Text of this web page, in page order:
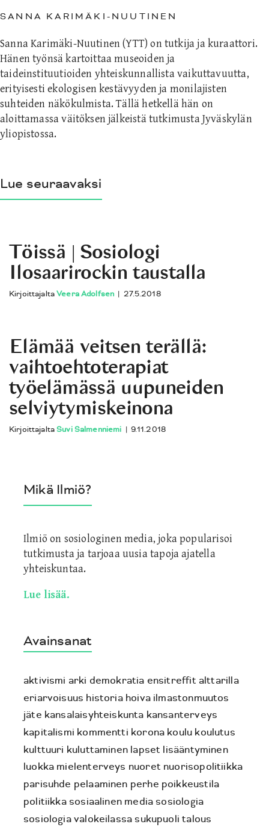
Mikä Ilmiö?
Ilmiö on sosiologinen media, joka popularisoi
tutkimusta ja tarjoaa uusia tapoja ajatella
yhteiskuntaa.
Lue lisää.
Avainsanat
aktivismi arki demokratia ensitreffit alttarilla
eriarvoisuus historia hoiva ilmastonmuutos
jäte kansalaisyhteiskunta kansanterveys
kapitalismi kommentti korona koulu koulutus
kulttuuri kuluttaminen lapset lisääntyminen
luokka mielenterveys nuoret nuorisopolitiikka
parisuhde pelaaminen perhe poikkeustila
politiikka sosiaalinen media sosiologia
sosiologia valokeilassa sukupuoli talous
SANNA KARIMÄKI-NUUTINEN
Sanna Karimäki-Nuutinen (YTT) on tutkija ja kuraattori.
Hänen työnsä kartoittaa museoiden ja
taideinstituutioiden yhteiskunnallista vaikuttavuutta,
erityisesti ekologisen kestävyyden ja monilajisten
suhteiden näkökulmista. Tällä hetkellä hän on
aloittamassa väitöksen jälkeistä tutkimusta Jyväskylän
yliopistossa.
Lue seuraavaksi
Töissä | Sosiologi
Ilosaarirockin taustalla
KirjoittajaltaVeera Adolfsen | 27.5.2018
Elämää veitsen terällä:
vaihtoehtoterapiat
työelämässä uupuneiden
selviytymiskeinona
KirjoittajaltaSuvi Salmenniemi | 9.11.2018